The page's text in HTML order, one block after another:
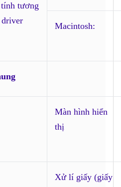
tương
driver
Macintosh:
Màn hình hiển
thị
Xử lí giấy (giấy